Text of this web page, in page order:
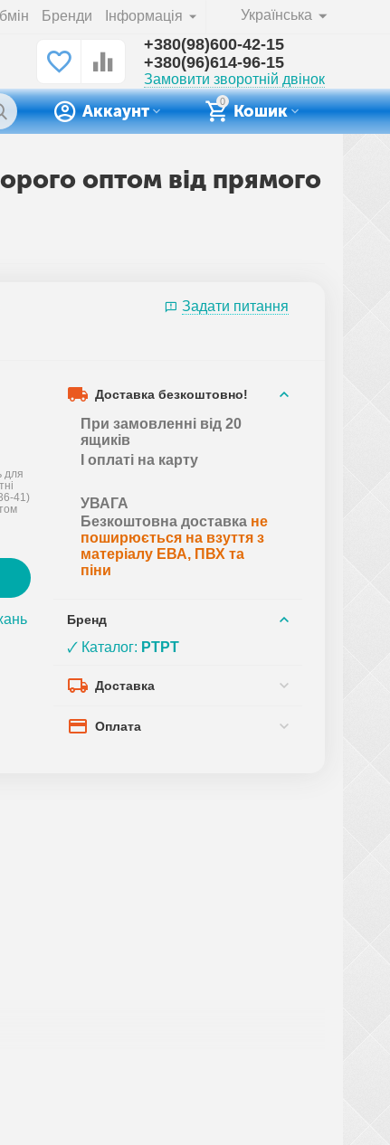
Українська
Бренди Інформація
+380(98)600-42-15
+380(96)614-96-15
Замовити зворотній двінок
0
Кошик
Аккаунт
оптом від прямого
Задати питання
для
41)
Доставка безкоштовно!
При замовленні від 20
ящиків
І оплаті на карту
УВАГА
Безкоштовна доставка не
поширюється на взуття з
матеріалу ЕВА, ПВХ та
піни
Бренд
🗸 Каталог: PTPT
Доставка
Оплата